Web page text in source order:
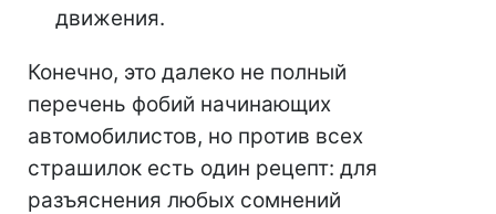
движения.
Конечно, это далеко не полный
перечень фобий начинающих
автомобилистов, но против всех
страшилок есть один рецепт: для
разъяснения любых сомнений